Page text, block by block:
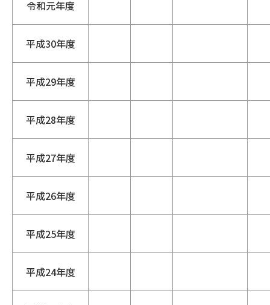
令和元年度
平成30年度
平成29年度
平成28年度
平成27年度
平成26年度
平成25年度
平成24年度